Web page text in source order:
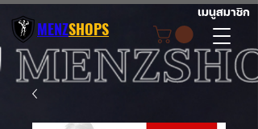
เมนูสมาชิก
MENZSHOPS